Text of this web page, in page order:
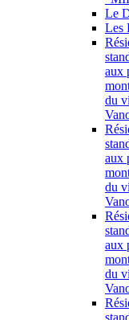
Le
Les
aux
du
aux
du
aux
du